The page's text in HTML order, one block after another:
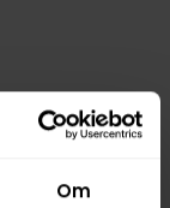
Om
12,5mg